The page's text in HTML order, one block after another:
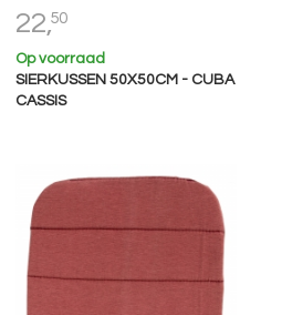
22,50
Op voorraad
SIERKUSSEN 50X50CM - CUBA
CASSIS